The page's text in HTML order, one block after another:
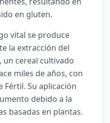
en gluten.
vital se produce
la extracción del
cereal cultivado
miles de años, con
Fértil. Su aplicación
debido a la
basadas en plantas.